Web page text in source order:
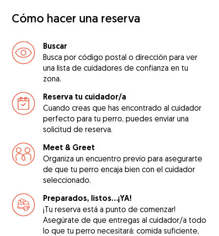
Cómo hacer una reserva
Buscar
Busca por código postal o dirección para ver
una lista de cuidadores de confianza en tu
zona.
Reserva tu cuidador/a
Cuando creas que has encontrado al cuidador
perfecto para tu perro, puedes enviar una
solicitud de reserva.
Meet & Greet
Organiza un encuentro previo para asegurarte
de que tu perro encaja bien con el cuidador
seleccionado.
Preparados, listos...¡YA!
¡Tu reserva está a punto de comenzar!
Asegúrate de que entregas al cuidador/a todo
lo que tu perro necesitará: comida suficiente,